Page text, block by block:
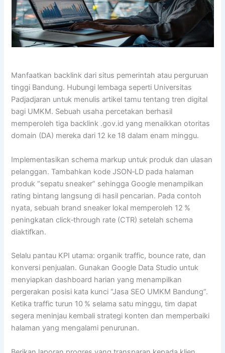
Manfaatkan backlink dari situs pemerintah atau perguruan
tinggi Bandung. Hubungi lembaga seperti Universitas
Padjadjaran untuk menulis artikel tamu tentang tren digital
bagi UMKM. Sebuah usaha percetakan berhasil
memperoleh tiga backlink .gov.id yang menaikkan otoritas
domain (DA) mereka dari 12 ke 18 dalam enam minggu.
Implementasikan schema markup untuk produk dan ulasan
pelanggan. Tambahkan kode JSON‑LD pada halaman
produk “sepatu sneaker” sehingga Google menampilkan
rating bintang langsung di hasil pencarian. Pada contoh
nyata, sebuah brand sneaker lokal memperoleh 12 %
peningkatan click‑through rate (CTR) setelah schema
diaktifkan.
Selalu pantau KPI utama: organik traffic, bounce rate, dan
konversi penjualan. Gunakan Google Data Studio untuk
menyiapkan dashboard harian yang menampilkan
pergerakan posisi kata kunci “Jasa SEO UMKM Bandung”.
Ketika traffic turun 10 % selama satu minggu, tim dapat
segera meninjau kembali strategi konten dan memperbaiki
halaman yang mengalami penurunan.